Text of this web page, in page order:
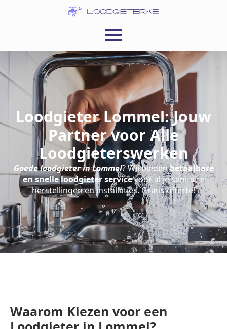
Loodgieter Lommel: Jouw
Partner voor Alle
Loodgieterswerken
Goede loodgieter in Lommel? Wij biedenbetaalbare
en snelle loodgieter servicevoor al je sanitaire
herstellingen en installaties. Gratis offerte!
Waarom Kiezen voor een